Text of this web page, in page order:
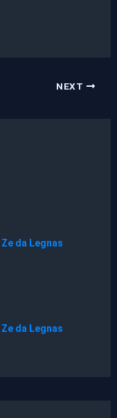
NEXT
Ze da Legnas
Ze da Legnas